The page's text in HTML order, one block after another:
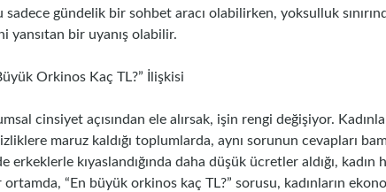
sadece gündelik bir sohbet aracı olabilirken, yoksulluk
yansıtan bir uyanış olabilir.
Orkinos Kaç TL?” İlişkisi
cinsiyet açısından ele alırsak, işin rengi değişiyor.
maruz kaldığı toplumlarda, aynı sorunun cevapları
erkeklerle kıyaslandığında daha düşük ücretler aldığı, kadın
ortamda, “En büyük orkinos kaç TL?” sorusu, kadınların